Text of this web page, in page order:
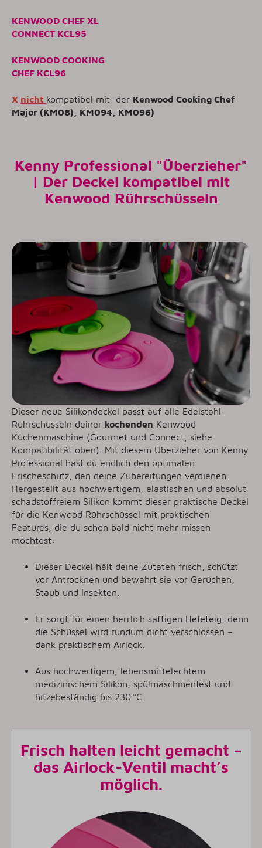
KENWOOD CHEF XL
CONNECT KCL95
KENWOOD COOKING
CHEF KCL96
X nicht kompatibel mit der Kenwood Cooking Chef
Major (KM08), KM094, KM096)
Kenny Professional "Überzieher"
| Der Deckel kompatibel mit
Kenwood Rührschüsseln
Dieser neue Silikondeckel passt auf alle Edelstahl-
Rührschüsseln deiner kochenden Kenwood
Küchenmaschine (Gourmet und Connect, siehe
Kompatibilität oben). Mit diesem Überzieher von Kenny
Professional hast du endlich den optimalen
Frischeschutz, den deine Zubereitungen verdienen.
Hergestellt aus hochwertigem, elastischen und absolut
schadstoffreiem Silikon kommt dieser praktische Deckel
für die Kenwood Rührschüssel mit praktischen
Features, die du schon bald nicht mehr missen
möchtest:
Dieser Deckel hält deine Zutaten frisch, schützt
vor Antrocknen und bewahrt sie vor Gerüchen,
Staub und Insekten.
Er sorgt für einen herrlich saftigen Hefeteig, denn
die Schüssel wird rundum dicht verschlossen –
dank praktischem Airlock.
Aus hochwertigem, lebensmittelechtem
medizinischem Silikon, spülmaschinenfest und
hitzebeständig bis 230 °C.
Frisch halten leicht gemacht –
das Airlock-Ventil macht’s
möglich.